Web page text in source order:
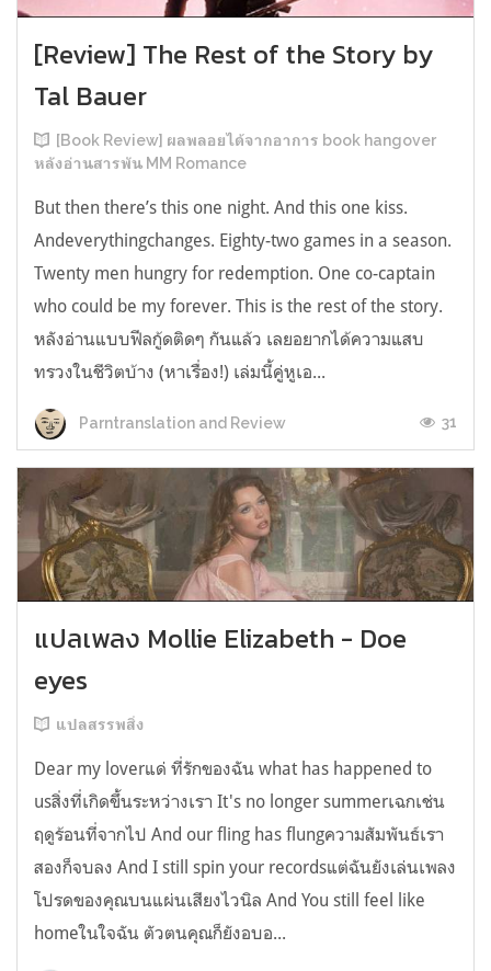
[Review] The Rest of the Story by
Tal Bauer
[Book Review] ผลพลอยได้จากอาการ book hangover
หลังอ่านสารพัน MM Romance
But then there’s this one night. And this one kiss.
Andeverythingchanges. Eighty-two games in a season.
Twenty men hungry for redemption. One co-captain
who could be my forever. This is the rest of the story.
หลังอ่านแบบฟีลกู้ดติดๆ กันแล้ว เลยอยากได้ความแสบ
ทรวงในชีวิตบ้าง (หาเรื่อง!) เล่มนี้คู่หูเอ...
Parntranslation and Review 31
แปลเพลง Mollie Elizabeth - Doe
eyes
แปลสรรพสิ่ง
Dear my loverแด่ ที่รักของฉัน what has happened to
usสิ่งที่เกิดขึ้นระหว่างเรา It's no longer summerเฉกเช่น
ฤดูร้อนที่จากไป And our fling has flungความสัมพันธ์เรา
สองก็จบลง And I still spin your recordsแต่ฉันยังเล่นเพลง
โปรดของคุณบนแผ่นเสียงไวนิล And You still feel like
homeในใจฉัน ตัวตนคุณก็ยังอบอ...